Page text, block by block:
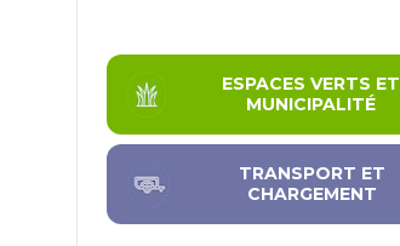
ESPACES VERTS ET
MUNICIPALITÉ
TRANSPORT ET
CHARGEMENT